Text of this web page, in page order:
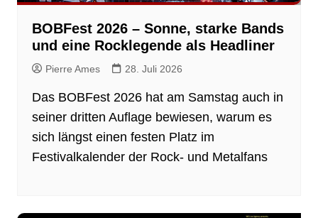
BOBFest 2026 – Sonne, starke Bands
und eine Rocklegende als Headliner
Pierre Ames 28. Juli 2026
Das BOBFest 2026 hat am Samstag auch in
seiner dritten Auflage bewiesen, warum es
sich längst einen festen Platz im
Festivalkalender der Rock- und Metalfans